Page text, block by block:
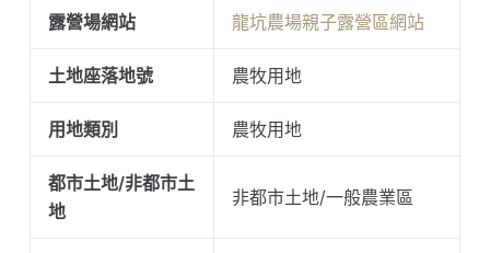
露營場網站 龍坑農場親子露營區網站
土地座落地號 農牧用地
用地類別 農牧用地
都市土地/非都市土
地
非都市土地/一般農業區